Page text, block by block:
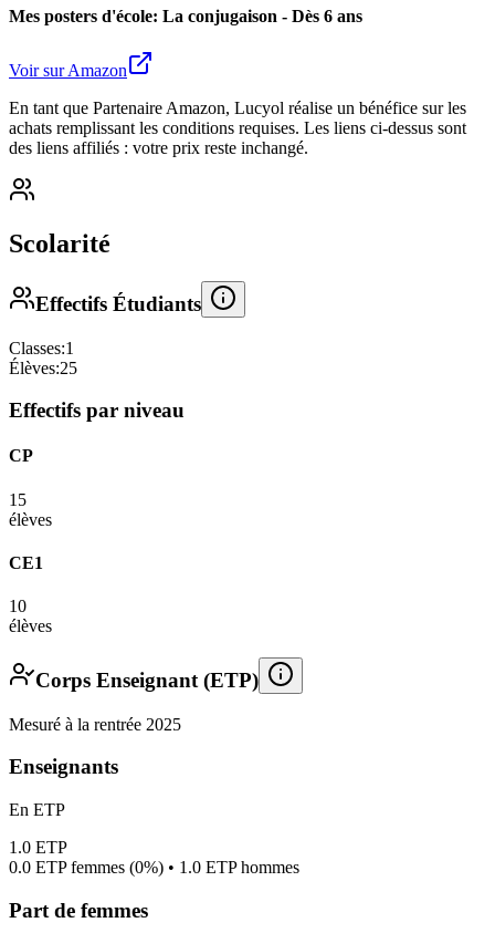
Mes posters d'école: La conjugaison - Dès 6 ans
Voir sur Amazon
En tant que Partenaire Amazon, Lucyol réalise un bénéfice sur les
achats remplissant les conditions requises. Les liens ci-dessus sont
des liens affiliés : votre prix reste inchangé.
Scolarité
Effectifs Étudiants
Classes:1
Élèves:25
Effectifs par niveau
CP
15
élèves
CE1
10
élèves
Corps Enseignant (ETP)
Mesuré à la rentrée 2025
Enseignants
En ETP
1.0 ETP
0.0 ETP femmes (0%) • 1.0 ETP hommes
Part de femmes